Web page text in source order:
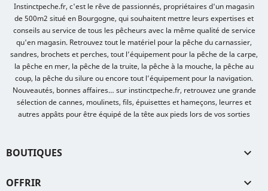
Instinctpeche.fr, c'est le rêve de passionnés, propriétaires d'un magasin
de 500m2 situé en Bourgogne, qui souhaitent mettre leurs expertises et
conseils au service de tous les pêcheurs avec la même qualité de service
qu'en magasin. Retrouvez tout le matériel pour la pêche du carnassier,
sandres, brochets et perches, tout l’équipement pour la pêche de la carpe,
la pêche en mer, la pêche de la truite, la pêche à la mouche, la pêche au
coup, la pêche du silure ou encore tout l’équipement pour la navigation.
Nouveautés, bonnes affaires… sur instinctpeche.fr, retrouvez une grande
sélection de cannes, moulinets, fils, épuisettes et hameçons, leurres et
autres appâts pour être équipé de la tête aux pieds lors de vos sorties
BOUTIQUES 
OFFRIR 